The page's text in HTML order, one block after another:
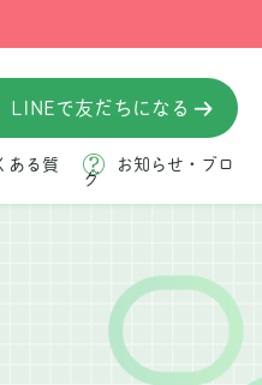
LINEで友だちになる
ある質 お知らせ・ブロ
グ